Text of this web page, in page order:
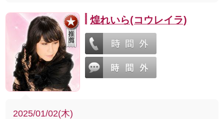
煌れいら(コウレイラ)
2025/01/02(木)